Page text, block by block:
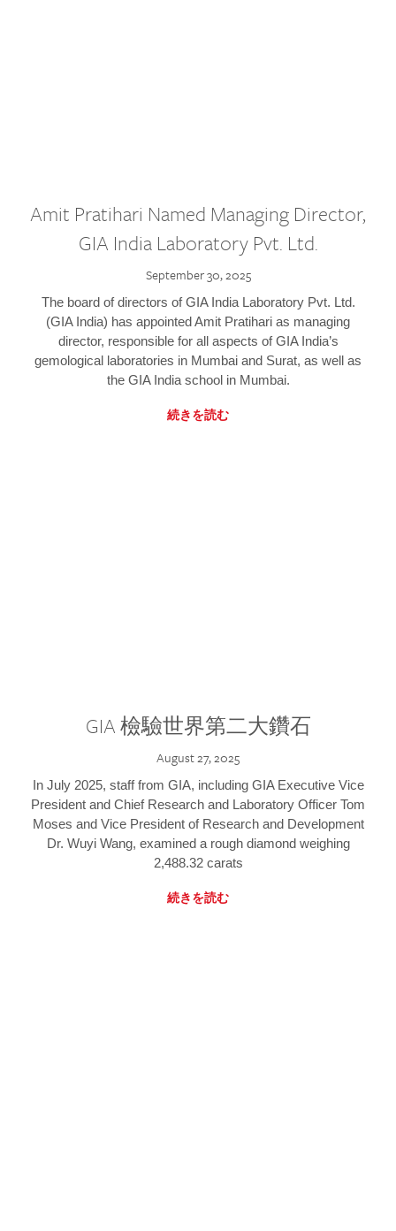
Amit Pratihari Named Managing Director,
GIA India Laboratory Pvt. Ltd.
September 30, 2025
The board of directors of GIA India Laboratory Pvt. Ltd.
(GIA India) has appointed Amit Pratihari as managing
director, responsible for all aspects of GIA India’s
gemological laboratories in Mumbai and Surat, as well as
the GIA India school in Mumbai.
続きを読む
GIA 檢驗世界第二大鑽石
August 27, 2025
In July 2025, staff from GIA, including GIA Executive Vice
President and Chief Research and Laboratory Officer Tom
Moses and Vice President of Research and Development
Dr. Wuyi Wang, examined a rough diamond weighing
2,488.32 carats
続きを読む